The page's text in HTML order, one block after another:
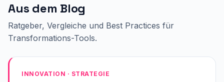
Aus dem Blog
Ratgeber, Vergleiche und Best Practices für
Transformations-Tools.
INNOVATION · STRATEGIE